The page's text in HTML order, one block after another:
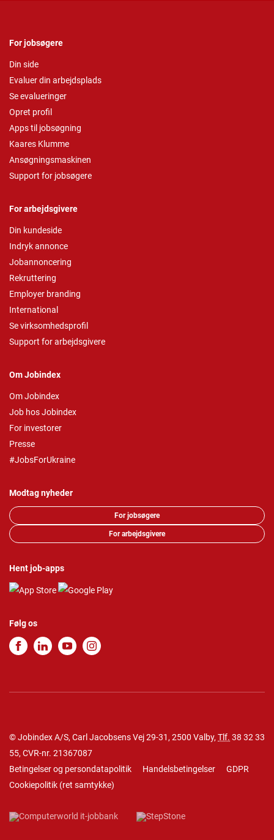
For jobsøgere
Din side
Evaluer din arbejdsplads
Se evalueringer
Opret profil
Apps til jobsøgning
Kaares Klumme
Ansøgningsmaskinen
Support for jobsøgere
For arbejdsgivere
Din kundeside
Indryk annonce
Jobannoncering
Rekruttering
Employer branding
International
Se virksomhedsprofil
Support for arbejdsgivere
Om Jobindex
Om Jobindex
Job hos Jobindex
For investorer
Presse
#JobsForUkraine
Modtag nyheder
For jobsøgere
For arbejdsgivere
Hent job-apps
Følg os
© Jobindex A/S, Carl Jacobsens Vej 29-31, 2500 Valby, Tlf. 38 32 33
55, CVR-nr. 21367087
Betingelser og persondatapolitik
Handelsbetingelser
GDPR
Cookiepolitik (ret samtykke)